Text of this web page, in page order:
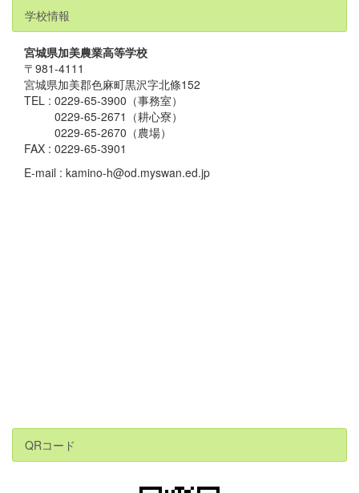
学校情報
宮城県加美農業高等学校
〒981-4111
宮城県加美郡色麻町黒沢字北條152
TEL : 0229-65-3900（事務室）
0229-65-2671（耕心寮）
0229-65-2670（農場）
FAX : 0229-65-3901
E-mail : kamino-h@od.myswan.ed.jp
QRコード